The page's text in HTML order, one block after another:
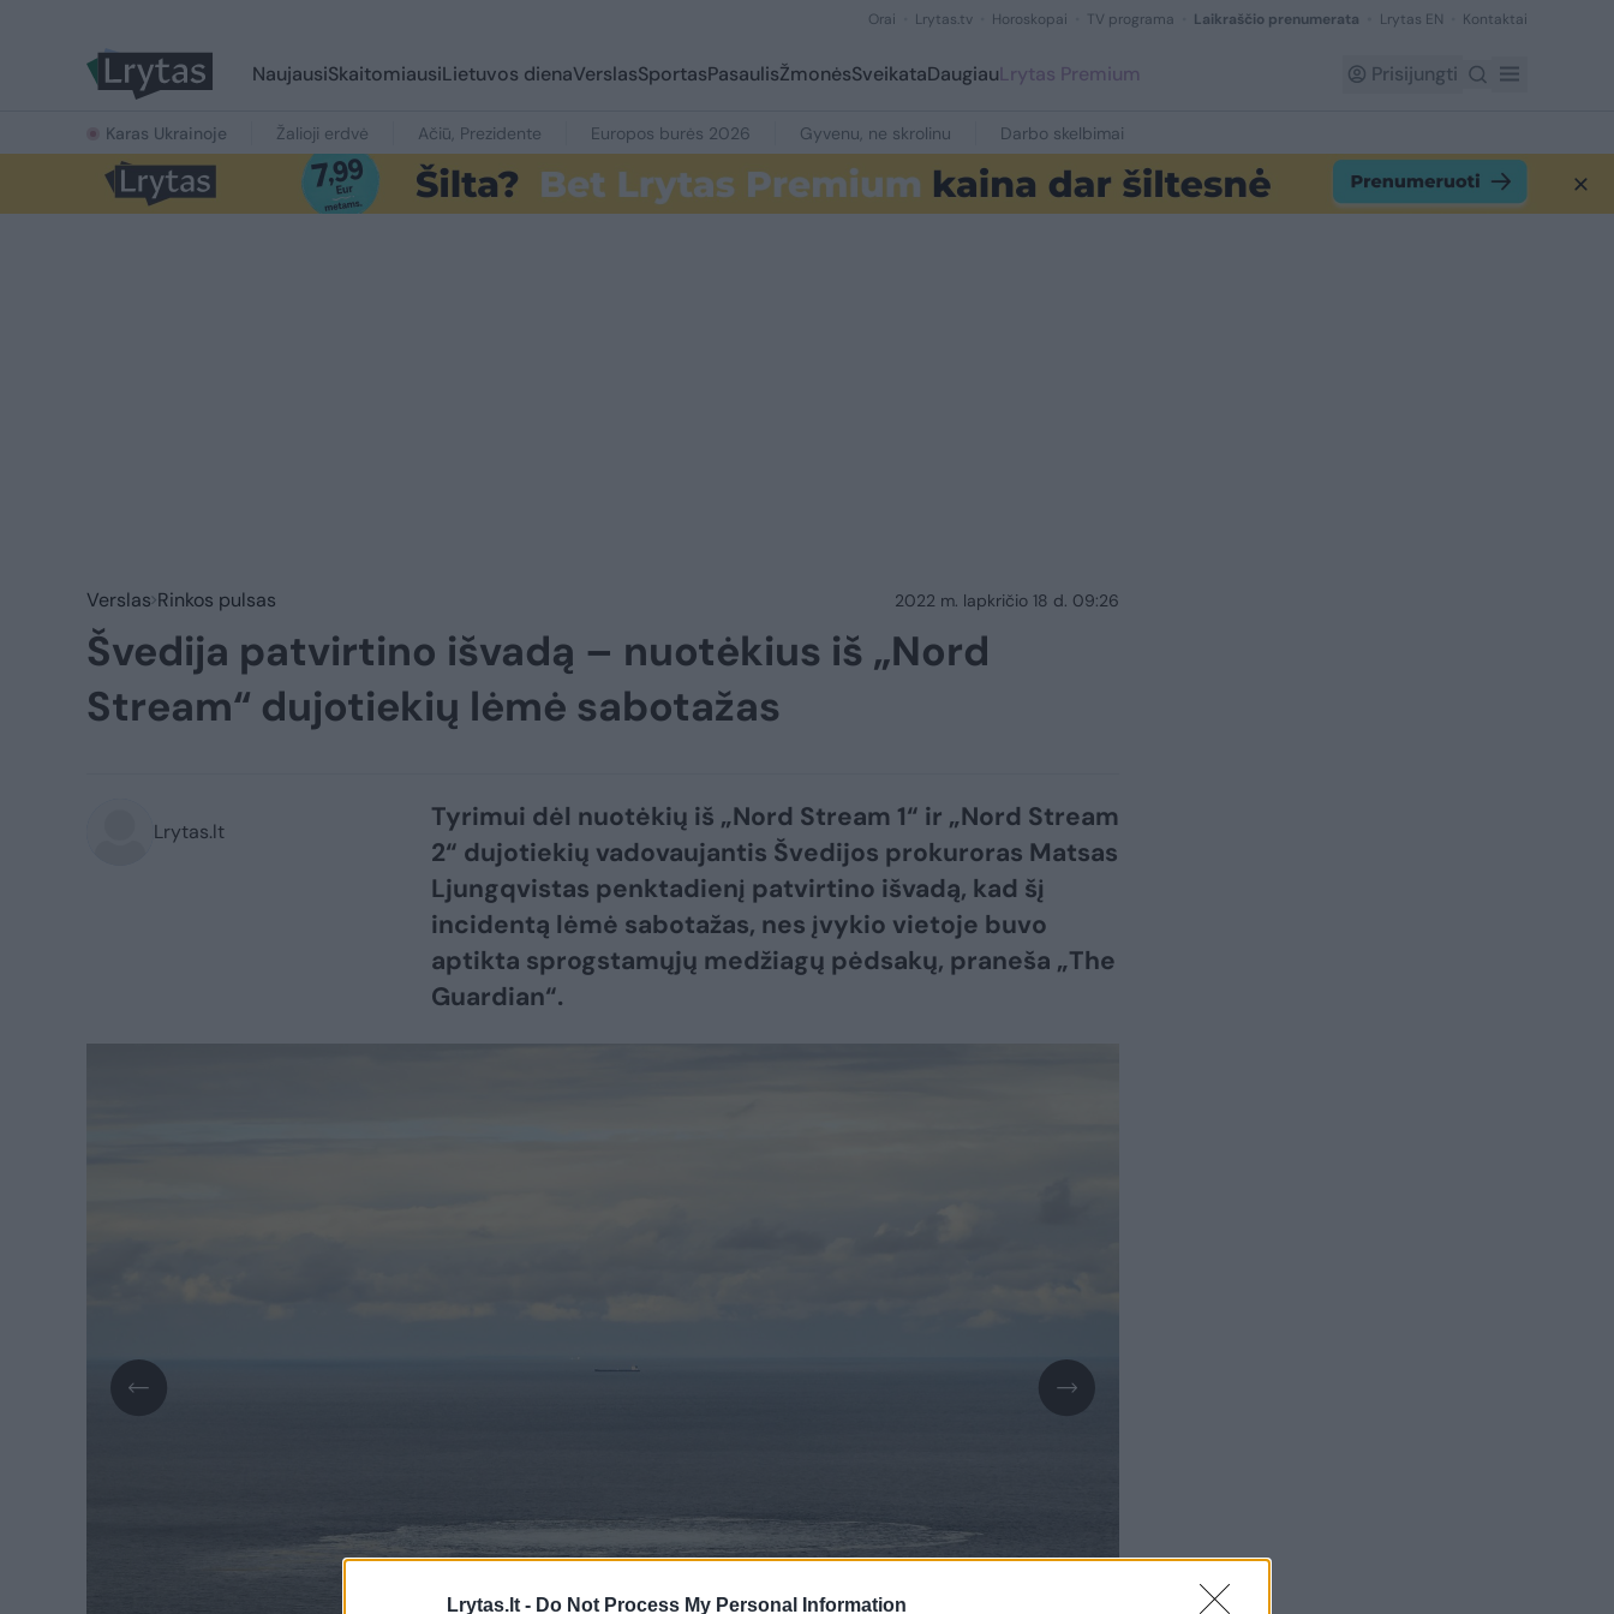
Lrytas.lt - Do Not Process My Personal Information
Orai Lrytas.tv Horoskopai TV programa Laikraščio prenumerata Lrytas EN Kontaktai
NaujausiSkaitomiausiLietuvos dienaVerslasSportasPasaulisŽmonėsSveikataDaugiauLrytas Premium Prisijungti
Karas Ukrainoje Žalioji erdvė Ačiū, Prezidente Europos burės 2026 Gyvenu, ne skrolinu Darbo skelbimai
Verslas Rinkos pulsas 2022 m. lapkričio 18 d. 09:26
Švedija patvirtino išvadą – nuotėkius iš „Nord
Stream“ dujotiekių lėmė sabotažas
Lrytas.lt
Tyrimui dėl nuotėkių iš „Nord Stream 1“ ir „Nord Stream
2“ dujotiekių vadovaujantis Švedijos prokuroras Matsas
Ljungqvistas penktadienį patvirtino išvadą, kad šį
incidentą lėmė sabotažas, nes įvykio vietoje buvo
aptikta sprogstamųjų medžiagų pėdsakų, praneša „The
Guardian“.